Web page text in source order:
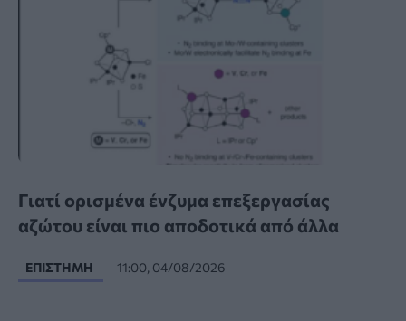
Γιατί ορισμένα ένζυμα επεξεργασίας
αζώτου είναι πιο αποδοτικά από άλλα
ΕΠΙΣΤΉΜΗ 11:00, 04/08/2026